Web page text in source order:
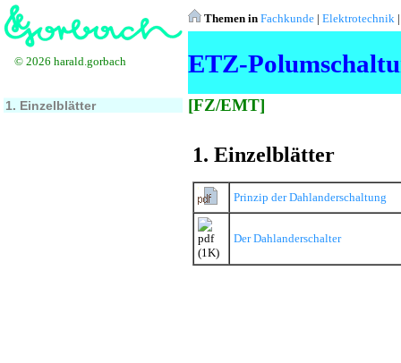
Themen in Fachkunde | Elektrotechnik
ETZ-
[FZ/EMT]
© 2026 harald.gorbach
1. Einzelblätter
1. Einzelblätter
Prinzip der Dahlanderschaltung
Der Dahlanderschalter